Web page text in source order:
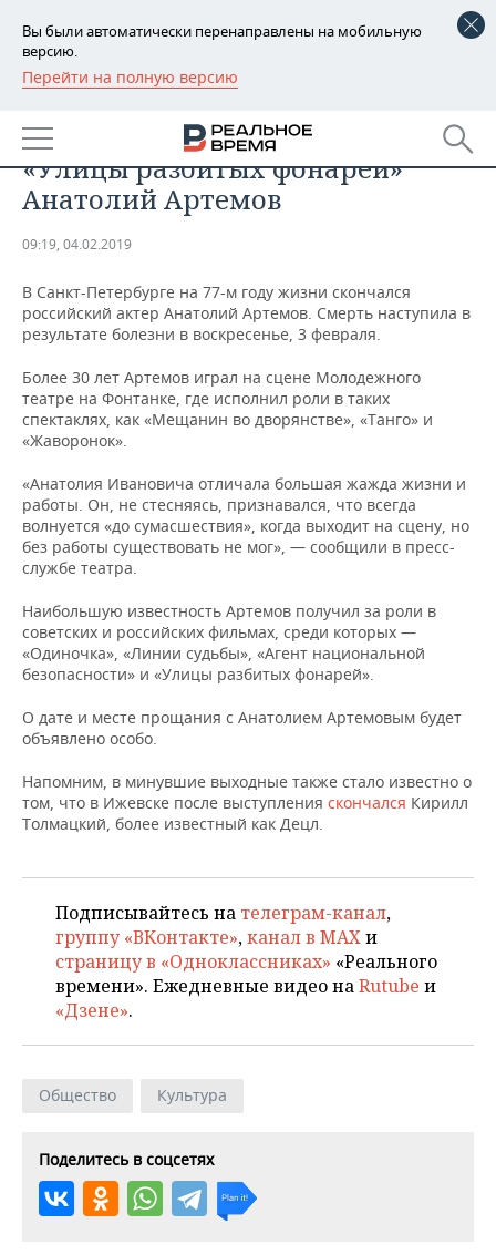
Вы были автоматически перенаправлены на мобильную
версию.
Перейти на полную версию
РЕГИОНЫ
БАШКОРТОСТАН
ТАТАРСТАН
НОВОСТИ
АНАЛИТИКА
ДЕКЛАРАЦИИ О ДОХОДАХ
КОРОЛИ ГОСЗАКАЗА ПФО
ВУЗЫ ТАТАРСТАНА
КОМУ ПРИНАДЛЕЖАТ
ТОРГОВЫЕ ЦЕНТРЫ
НОВОСТИ ЭКОНОМИКИ
ФИНАНСЫ
БАНКИ
БЮДЖЕТ
ИНВЕСТИЦИИ
ПРОМЫШЛЕННОСТЬ
НОВОСТИ
ПРОМЫШЛЕННОСТИ
АГРОПРОМ
МАШИНОСТРОЕНИЕ
НЕФТЕХИМИЯ
НЕФТЬ
ОПК
ЭНЕРГЕТИКА
НЕДВИЖИМОСТЬ
НОВОСТИ НЕДВИЖИМОСТИ
АВТО
НОВОСТИ АВТО
БИЗНЕС
НОВОСТИ БИЗНЕСА
РОЗНИЧНАЯ ТОРГОВЛЯ
УСЛУГИ
ТЕХНОЛОГИИ
НОВОСТИ ТЕХНОЛОГИЙ
МЕДИА
ТЕЛЕКОММУНИКАЦИИ
МЕРОПРИЯТИЯ
ВЫЕЗДНАЯ РЕДАКЦИЯ
ONLINE-КОНФЕРЕНЦИИ
ОТКРЫТАЯ ЛЕКЦИЯ
НОВОСТИ СПОРТА
ХОККЕЙ
БАСКЕТБОЛ
ФИГУРНОЕ КАТАНИЕ
ВОДНЫЕ ВИДЫ СПОРТА
ХОККЕЙ С МЯЧОМ
ОБЩЕСТВО
ВЛАСТЬ
ИНФРАСТРУКТУРА
МЕДИЦИНА
ОБРАЗОВАНИЕ
ПРОИСШЕСТВИЯ
СЮЖЕТЫ
СПРАВОЧНИК
Скончался актер сериала
«Улицы разбитых фонарей»
Анатолий Артемов
09:19, 04.02.2019
В Санкт-Петербурге на 77-м году жизни скончался
российский актер Анатолий Артемов. Смерть наступила в
результате болезни в воскресенье, 3 февраля.
Более 30 лет Артемов играл на сцене Молодежного
театре на Фонтанке, где исполнил роли в таких
спектаклях, как «Мещанин во дворянстве», «Танго» и
«Жаворонок».
«Анатолия Ивановича отличала большая жажда жизни и
работы. Он, не стесняясь, признавался, что всегда
волнуется «до сумасшествия», когда выходит на сцену, но
без работы существовать не мог», — сообщили в пресс-
службе театра.
Наибольшую известность Артемов получил за роли в
советских и российских фильмах, среди которых —
«Одиночка», «Линии судьбы», «Агент национальной
безопасности» и «Улицы разбитых фонарей».
О дате и месте прощания с Анатолием Артемовым будет
объявлено особо.
Напомним, в минувшие выходные также стало известно о
том, что в Ижевске после выступления скончался Кирилл
Толмацкий, более известный как Децл.
Подписывайтесь на телеграм-канал,
группу «ВКонтакте»,канал в MAXи
страницу в «Одноклассниках» «Реального
времени». Ежедневные видео наRutube и
«Дзене».
Общество Культура
Поделитесь в соцсетях